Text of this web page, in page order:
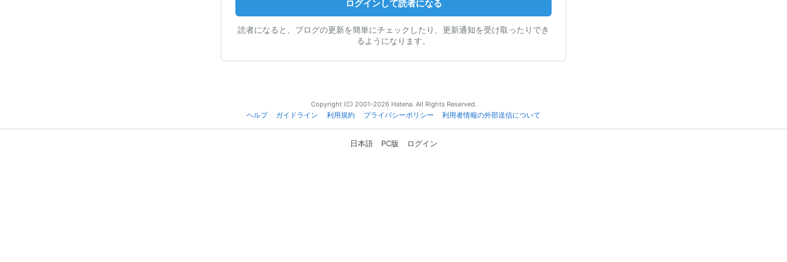
ログインして読者になる
読者になると、ブログの更新を簡単にチェックしたり、更新通知を受け取ったりでき
るようになります。
Copyright (C) 2001-2026 Hatena. All Rights Reserved.
ヘルプ
ガイドライン 利用規約 プライバシーポリシー 利用者情報の外部送信について
日本語 PC版 ログイン